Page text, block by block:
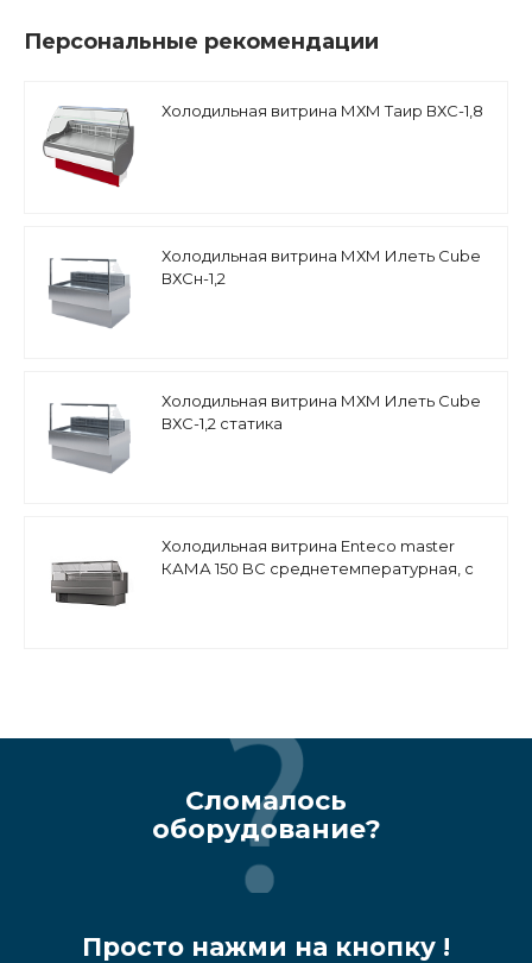
Персональные рекомендации
Холодильная витрина МХМ Таир ВХС-1,8
Холодильная витрина МХМ Илеть Cube
ВХСн-1,2
Холодильная витрина МХМ Илеть Cube
ВХС-1,2 статика
Холодильная витрина Enteco master
КАМА 150 BC среднетемпературная, с
Сломалось
оборудование?
Просто нажми на кнопку !